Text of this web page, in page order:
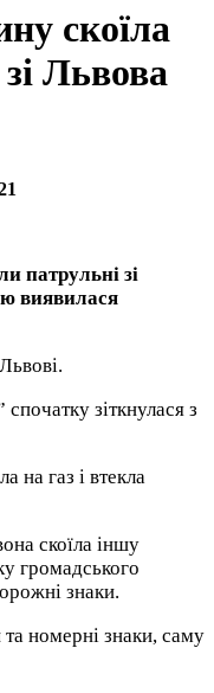
скоїла
Львова
патрульні зі
виявилася
зіткнулася з
на газ і втекла
скоїла іншу
громадського
знаки.
номерні знаки, саму